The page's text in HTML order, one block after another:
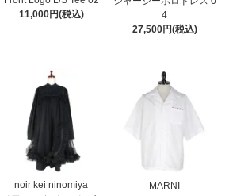
11,000円(税込)
4
27,500円(税込)
noir kei ninomiya
MARNI